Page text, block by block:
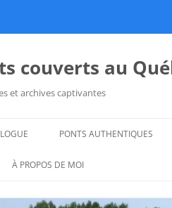
couverts au
et archives captivantes
PONTS AUTHENTIQUES
À PROPOS DE MOI